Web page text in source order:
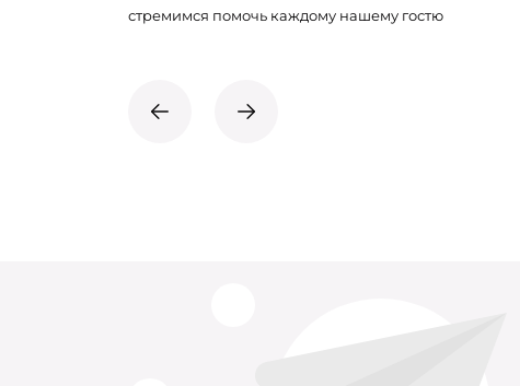
стремимся помочь каждому нашему гостю